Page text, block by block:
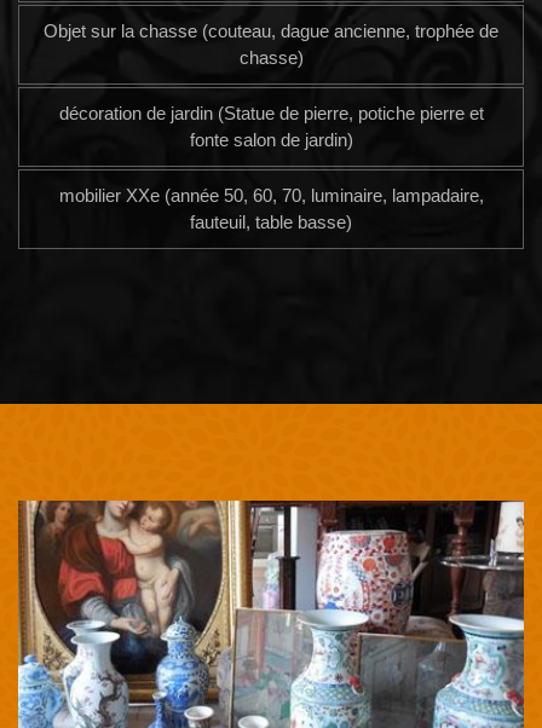
Objet sur la chasse (couteau, dague ancienne, trophée de
chasse)
décoration de jardin (Statue de pierre, potiche pierre et
fonte salon de jardin)
mobilier XXe (année 50, 60, 70, luminaire, lampadaire,
fauteuil, table basse)